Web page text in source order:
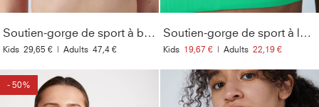
Soutien-gorge de sport à bretelles croisées, rouge
Kids 29,65 € | Adults 47,4 €
Soutien-gorge de sport à larges bretelles, vert
Kids 19,67 € | Adults 22,19 €
- 50%